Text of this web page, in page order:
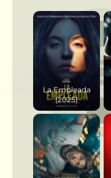
La Empleada
(2025)